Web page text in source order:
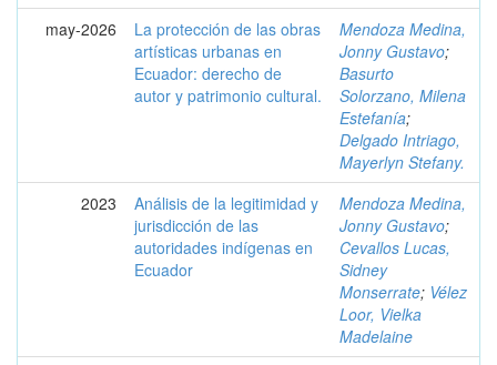
may-2026
La protección de las obras
artísticas urbanas en
Ecuador: derecho de
autor y patrimonio cultural.
Mendoza Medina,
Jonny Gustavo;
Basurto
Solorzano, Milena
Estefanía;
Delgado Intriago,
Mayerlyn Stefany.
2023
Análisis de la legitimidad y
jurisdicción de las
autoridades indígenas en
Ecuador
Mendoza Medina,
Jonny Gustavo;
Cevallos Lucas,
Sidney
Monserrate; Vélez
Loor, Vielka
Madelaine